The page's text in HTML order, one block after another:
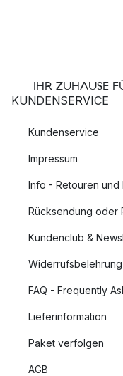
IHR ZUHAUSE
KUNDENSERVICE
Kundenservice
Impressum
Info - Retouren und
Rücksendung oder
Kundenclub &
Widerrufsbelehrung
FAQ - Frequently
Lieferinformation
Paket verfolgen
AGB